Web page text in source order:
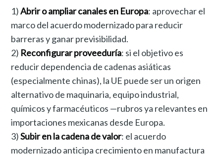
1)Abrir o ampliar canales en Europa: aprovechar el
marco del acuerdo modernizado para reducir
barreras y ganar previsibilidad.
2) Reconfigurar proveeduría: si el objetivo es
reducir dependencia de cadenas asiáticas
(especialmente chinas), la UE puede ser un origen
alternativo de maquinaria, equipo industrial,
químicos y farmacéuticos —rubros ya relevantes en
importaciones mexicanas desde Europa.
3)Subir en la cadena de valor: el acuerdo
modernizado anticipa crecimiento en manufactura